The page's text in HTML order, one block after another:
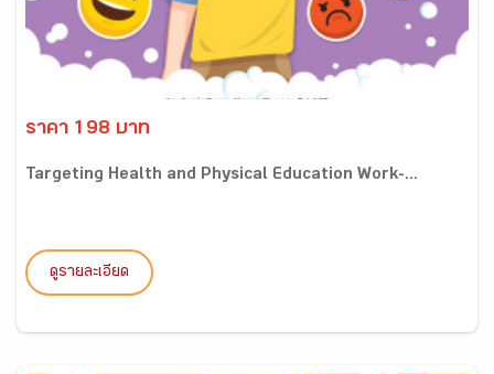
ราคา 198 บาท
Targeting Health and Physical Education Work-...
ดูรายละเอียด